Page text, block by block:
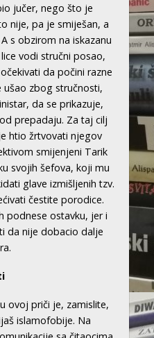
jučer, nego što je
nije, pa je smiješan, a
s obzirom na iskazanu
vodi stručni posao,
da počini razne
zbog stručnosti,
da se prikazuje,
prepadaju. Za taj cilj
htio žrtvovati njegov
smijenjeni Tarik
svojih šefova, koji mu
glave izmišljenih tzv.
čestite porodice.
podnese ostavku, jer i
da nije dobacio dalje
ovoj priči je, zamislite,
islamofobije. Na